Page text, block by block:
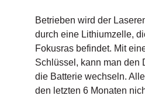
Betrieben wird der
durch eine Lithiumzelle,
Fokusras befindet. Mit
Schlüssel, kann man den
die Batterie wechseln.
den letzten 6 Monaten